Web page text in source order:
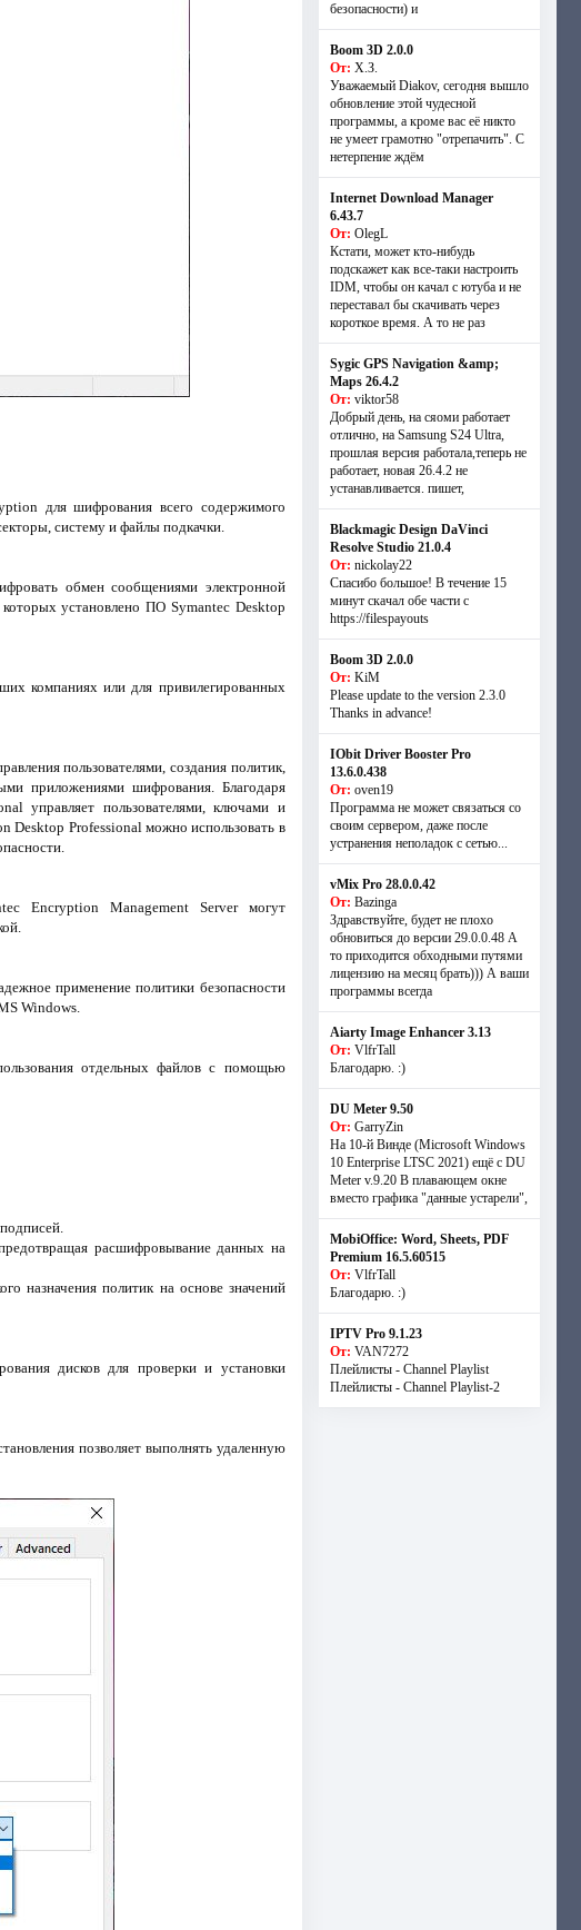
для шифрования всего содержимого
систему и файлы подкачки.
обмен сообщениями электронной
установлено ПО Symantec Desktop
компаниях или для привилегированных
пользователями, создания политик,
приложениями шифрования. Благодаря
управляет пользователями, ключами и
Desktop Professional можно использовать в
Encryption Management Server могут
применение политики безопасности
Windows.
отдельных файлов с помощью
расшифровывание данных на
назначения политик на основе значений
дисков для проверки и установки
позволяет выполнять удаленную
безопасности) и
Boom 3D 2.0.0
От: Х.З.
Уважаемый Diakov, сегодня вышло
обновление этой чудесной
программы, а кроме вас её никто
не умеет грамотно "отрепачить". С
нетерпение ждём
Internet Download Manager
6.43.7
От: OlegL
Кстати, может кто-нибудь
подскажет как все-таки настроить
IDM, чтобы он качал с ютуба и не
переставал бы скачивать через
короткое время. А то не раз
Sygic GPS Navigation &amp;
Maps 26.4.2
От: viktor58
Добрый день, на сяоми работает
отлично, на Samsung S24 Ultra,
прошлая версия работала,теперь не
работает, новая 26.4.2 не
устанавливается. пишет,
Blackmagic Design DaVinci
Resolve Studio 21.0.4
От: nickolay22
Спасибо большое! В течение 15
минут скачал обе части с
https://filespayouts
Boom 3D 2.0.0
От: KiM
Please update to the version 2.3.0
Thanks in advance!
IObit Driver Booster Pro
13.6.0.438
От: oven19
Программа не может связаться со
своим сервером, даже после
устранения неполадок с сетью...
vMix Pro 28.0.0.42
От: Bazinga
Здравствуйте, будет не плохо
обновиться до версии 29.0.0.48 А
то приходится обходными путями
лицензию на месяц брать))) А ваши
программы всегда
Aiarty Image Enhancer 3.13
От: VlfrTall
Благодарю. :)
DU Meter 9.50
От: GarryZin
На 10-й Винде (Microsoft Windows
10 Enterprise LTSC 2021) ещё с DU
Meter v.9.20 В плавающем окне
вместо графика "данные устарели",
MobiOffice: Word, Sheets, PDF
Premium 16.5.60515
От: VlfrTall
Благодарю. :)
IPTV Pro 9.1.23
От: VAN7272
Плейлисты - Channel Playlist
Плейлисты - Channel Playlist-2